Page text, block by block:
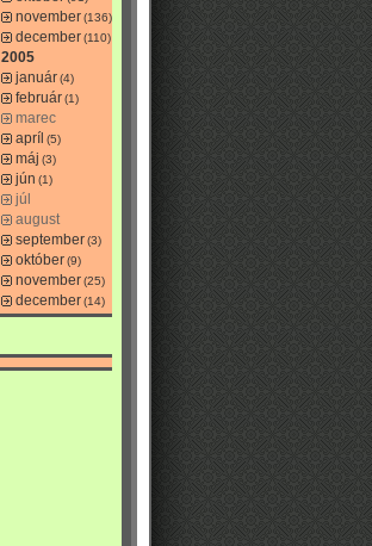
november(136)
december(110)
2005
január(4)
február(1)
marec
apríl (5)
máj (3)
jún (1)
júl
august
september(3)
október(9)
november(25)
december(14)